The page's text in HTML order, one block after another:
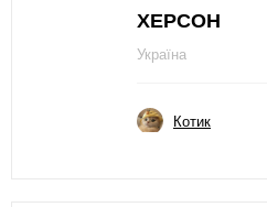
ХЕРСОН
Україна
Котик